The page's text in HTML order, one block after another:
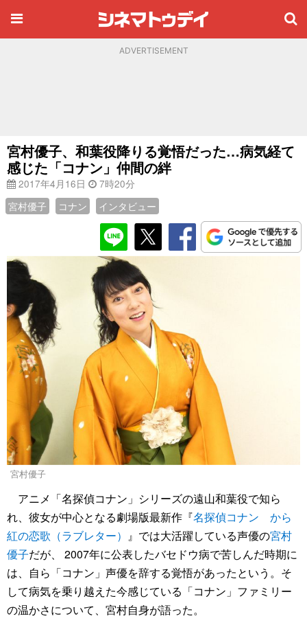
ADVERTISEMENT
宮村優子、和葉役降りる覚悟だった…病気経て
感じた「コナン」仲間の絆
2017年4月16日
7時20分
宮村優子
コナン インタビュー
宮村優子
アニメ「名探偵コナン」シリーズの遠山和葉役で知ら
れ、彼女が中心となる劇場版最新作『名探偵コナン から
紅の恋歌（ラブレター） 』では大活躍している声優の宮村
優子だが、 2007年に公表したバセドウ病で苦しんだ時期に
は、自ら「コナン」声優を辞する覚悟があったという。そ
して病気を乗り越えた今感じている「コナン」ファミリー
の温かさについて、宮村自身が語った。